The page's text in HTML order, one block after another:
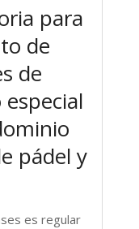
para
de
de
pádel y
es regular